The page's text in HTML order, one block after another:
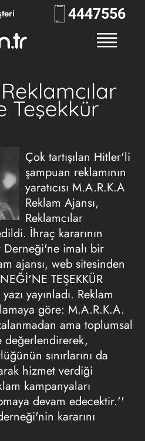
4447556
Teşekkür
Çok tartışılan Hitler'li
şampuan reklamının
yaratıcısı M.A.R.K.A
Reklam Ajansı,
Reklamcılar
İhraç kararının
Derneği'ne imalı bir
ajansı, web sitesinden
TEŞEKKÜR
yayınladı. Reklam
göre: M.A.R.K.A.
ama toplumsal
sınırlarını da
hizmet verdiği
kampanyaları
devam edecektir.''
kararını